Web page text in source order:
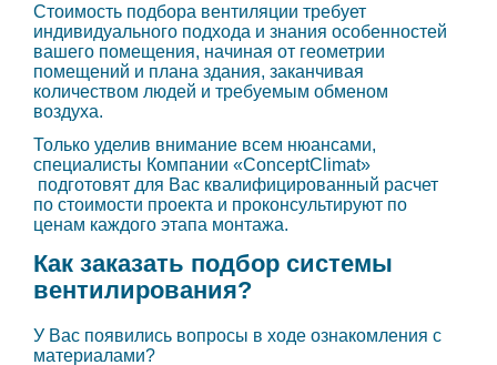
Стоимость подбора вентиляции требует
индивидуального подхода и знания особенностей
вашего помещения, начиная от геометрии
помещений и плана здания, заканчивая
количеством людей и требуемым обменом
воздуха.
Только уделив внимание всем нюансами,
специалисты Компании «ConceptClimat»
подготовят для Вас квалифицированный расчет
по стоимости проекта и проконсультируют по
ценам каждого этапа монтажа.
Как заказать подбор системы
вентилирования?
У Вас появились вопросы в ходе ознакомления с
материалами?